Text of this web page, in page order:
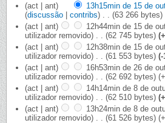
(act | ant) 13h15min de 15 de
(discussão | contribs) (63 266 bytes)
(act | ant)
12h44min de 15 de
utilizador removido)
(62 745 bytes)
(act | ant)
12h38min de 15 de
utilizador removido)
(61 553 bytes) (-
(act | ant)
16h53min de 26 de
utilizador removido)
(62 692 bytes)
(act | ant)
14h14min de 8 de
utilizador removido)
(62 510 bytes)
(act | ant)
13h24min de 8 de
utilizador removido)
(61 526 bytes)